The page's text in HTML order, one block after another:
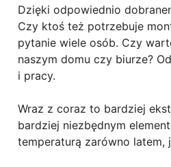
Dzięki odpowiednio
Czy ktoś też potrzebuje
pytanie wiele osób. Czy
naszym domu czy biurze?
i pracy.
Wraz z coraz to bardziej
bardziej niezbędnym
temperaturą zarówno latem,